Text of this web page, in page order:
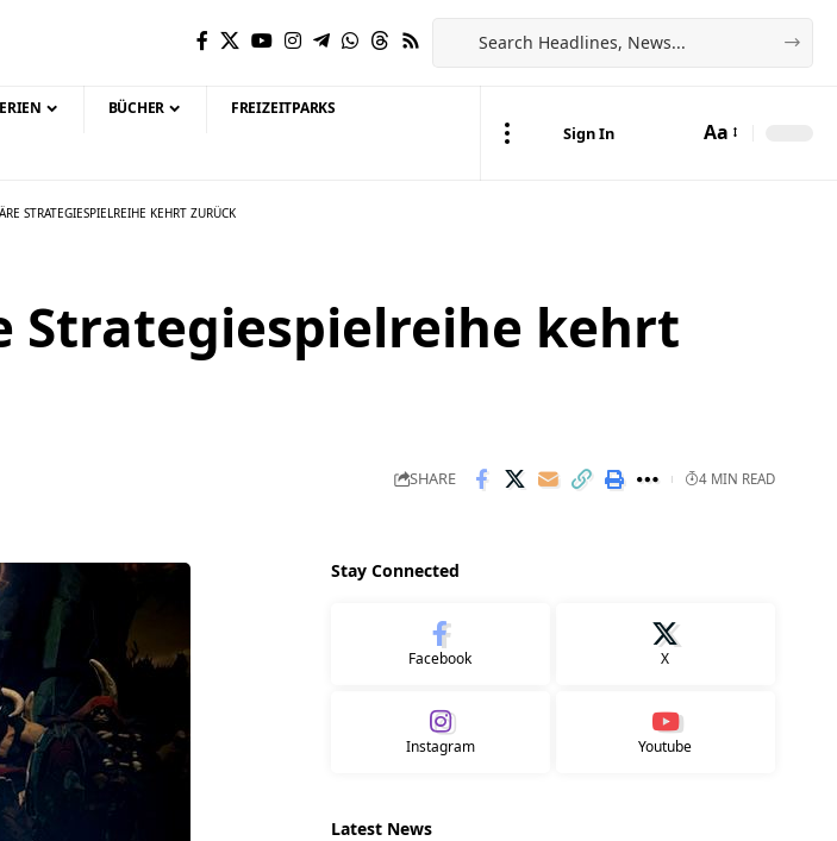
BÜCHER FREIZEITPARKS
Sign In
Font
Aa
STRATEGIESPIELREIHE KEHRT ZURÜCK
Strategiespielreihe kehrt
SHARE 4 MIN READ
Stay Connected
Facebook X
Instagram Youtube
Latest News